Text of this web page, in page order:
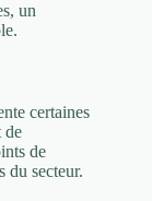
un
certaines
de
de
du secteur.